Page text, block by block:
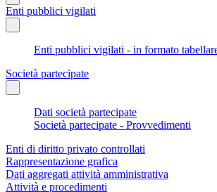
Enti pubblici vigilati
Enti pubblici vigilati - in formato
Società partecipate
Dati società partecipate
Società partecipate - Provvedimenti
Enti di diritto privato controllati
Rappresentazione grafica
Dati aggregati attività amministrativa
Attività e procedimenti